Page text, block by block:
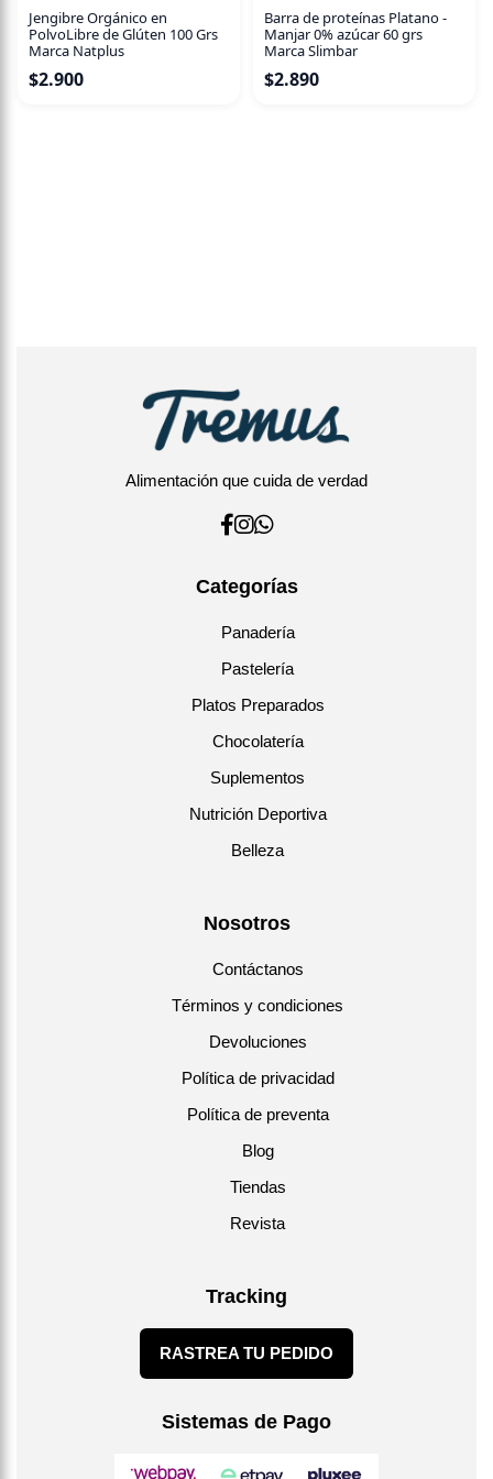
Jengibre Orgánico en
PolvoLibre de Glúten 100 Grs
Marca Natplus
$2.900
Barra de proteínas Platano -
Manjar 0% azúcar 60 grs
Marca Slimbar
$2.890
Alimentación que cuida de verdad
Categorías
Panadería
Pastelería
Platos Preparados
Chocolatería
Suplementos
Nutrición Deportiva
Belleza
Nosotros
Contáctanos
Términos y condiciones
Devoluciones
Política de privacidad
Política de preventa
Blog
Tiendas
Revista
Tracking
RASTREA TU PEDIDO
Sistemas de Pago